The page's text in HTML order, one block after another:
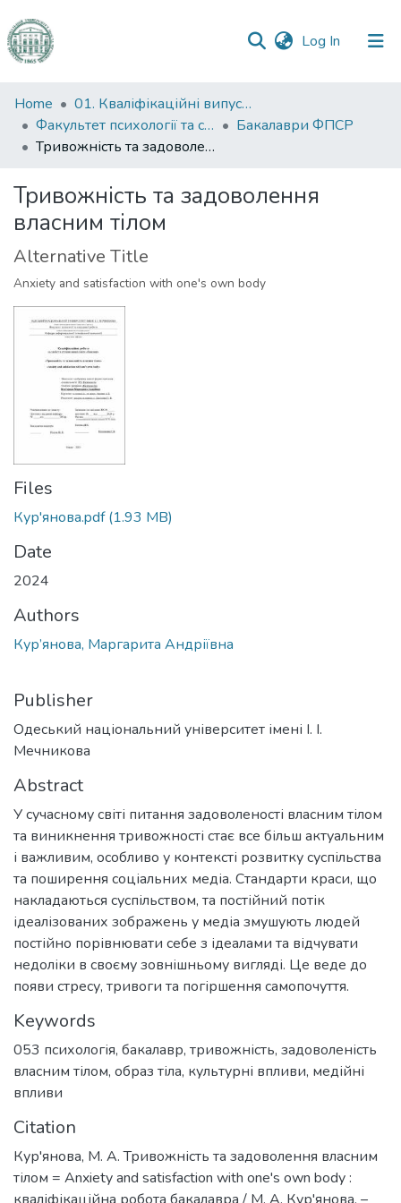
Log In (current)
Communities
&
Collections
Statistics
Home
01. Кваліфікаційні випускні роботи здобувачів вищої освіти
Факультет психології та соціальної роботи
Бакалаври ФПСР
Тривожність та задоволення власним тілом
Тривожність та задоволення
власним тілом
Alternative Title
Anxiety and satisfaction with one's own body
Files
Кур'янова.pdf(1.93 MB)
Date
2024
Authors
Кур’янова, Маргарита Андріївна
Publisher
Одеський національний університет імені І. І.
Мечникова
Abstract
У сучасному світі питання задоволеності власним тілом
та виникнення тривожності стає все більш актуальним
і важливим, особливо у контексті розвитку суспільства
та поширення соціальних медіа. Стандарти краси, що
накладаються суспільством, та постійний потік
ідеалізованих зображень у медіа змушують людей
постійно порівнювати себе з ідеалами та відчувати
недоліки в своєму зовнішньому вигляді. Це веде до
появи стресу, тривоги та погіршення самопочуття.
Keywords
053 психологія, бакалавр, тривожність, задоволеність
власним тілом, образ тіла, культурні впливи, медійні
впливи
Citation
Кур'янова, М. А. Тривожність та задоволення власним
тілом = Anxiety and satisfaction with one's own body :